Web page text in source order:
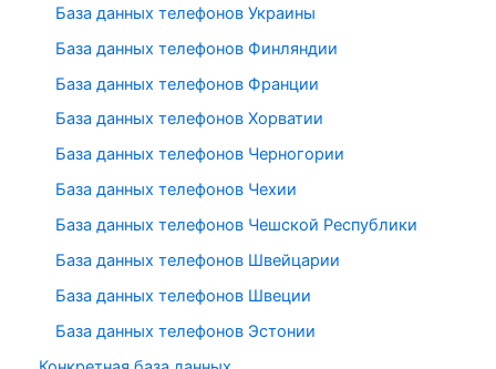
База данных телефонов Украины
База данных телефонов Финляндии
База данных телефонов Франции
База данных телефонов Хорватии
База данных телефонов Черногории
База данных телефонов Чехии
База данных телефонов Чешской Республики
База данных телефонов Швейцарии
База данных телефонов Швеции
База данных телефонов Эстонии